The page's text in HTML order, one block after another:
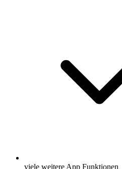
viele weitere App Funktionen